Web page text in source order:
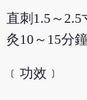
直刺1.5～
灸10～15分鐘
﹝功效﹞